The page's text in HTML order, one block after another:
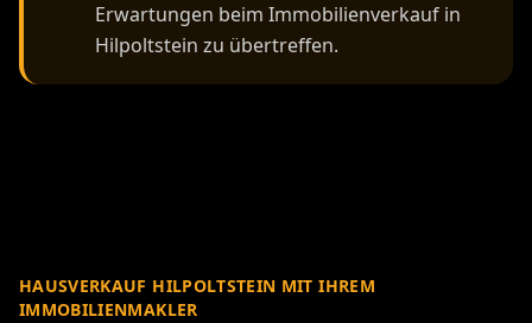
Erwartungen beim Immobilienverkauf in
Hilpoltstein zu übertreffen.
HAUSVERKAUF HILPOLTSTEIN MIT IHREM
IMMOBILIENMAKLER